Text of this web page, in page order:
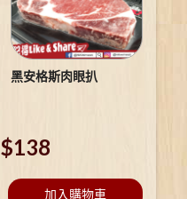
黑安格斯肉眼扒
$138
加入購物車